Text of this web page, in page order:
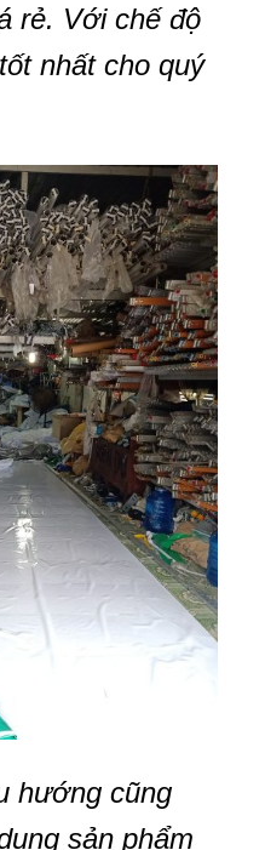
rẻ. Với chế độ
nhất cho quý
hướng cũng
sản phẩm